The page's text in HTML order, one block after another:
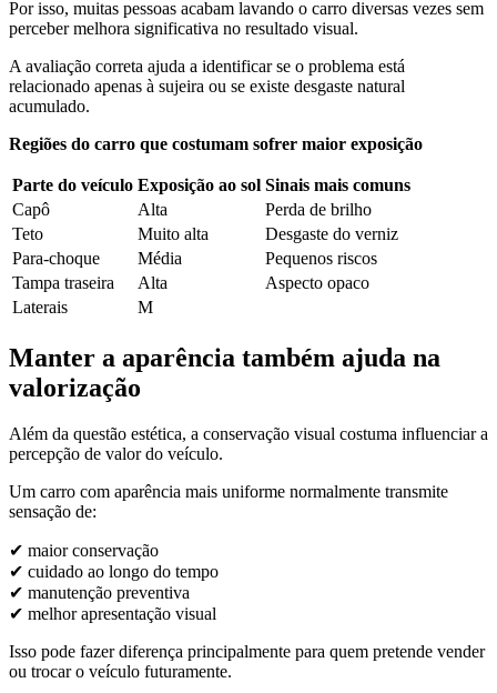
Por isso, muitas pessoas acabam lavando o carro diversas vezes sem
perceber melhora significativa no resultado visual.
A avaliação correta ajuda a identificar se o problema está
relacionado apenas à sujeira ou se existe desgaste natural
acumulado.
Regiões do carro que costumam sofrer maior exposição
Parte do veículo Exposição ao sol Sinais mais comuns
Capô
Alta
Perda de brilho
Teto
Muito alta
Desgaste do verniz
Para-choque
Média
Pequenos riscos
Tampa traseira
Alta
Aspecto opaco
Laterais
M
Manter a aparência também ajuda na
valorização
Além da questão estética, a conservação visual costuma influenciar a
percepção de valor do veículo.
Um carro com aparência mais uniforme normalmente transmite
sensação de:
✔ maior conservação
✔ cuidado ao longo do tempo
✔ manutenção preventiva
✔ melhor apresentação visual
Isso pode fazer diferença principalmente para quem pretende vender
ou trocar o veículo futuramente.